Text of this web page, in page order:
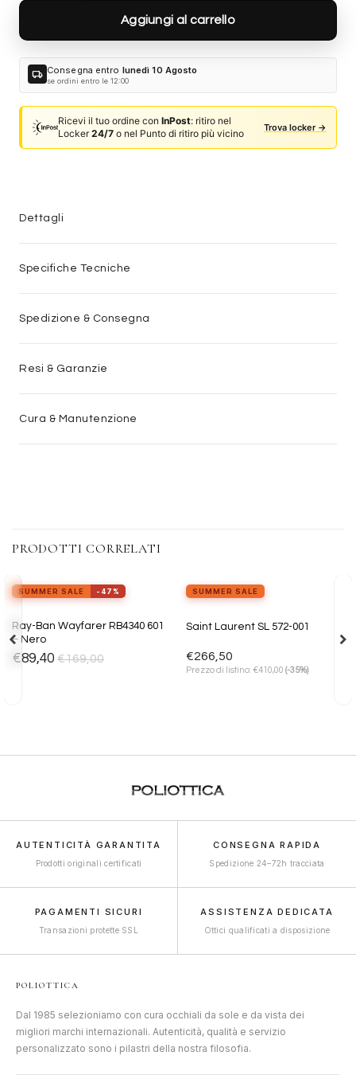
Aggiungi al carrello
local_shipping Consegna entro lunedì 10 Agosto
se ordini entro le 12:00
Ricevi il tuo ordine conInPost: ritiro nel
Locker24/7 o nel Punto di ritiro più vicino
Trova locker →
Dettagli
Specifiche Tecniche
Spedizione & Consegna
Resi & Garanzie
Cura & Manutenzione
PRODOTTI CORRELATI
Aggiungi
alla lista
view_in_arProvalo ora
SUMMER SALE -47%
Ray-Ban Wayfarer RB4340 601
– Nero
€89,40 €169,00
ESAURITO
SUMMER SALE
Saint Laurent SL 572-001
€266,50
Prezzo di listino: €410,00 (-35%)
AUTENTICITÀ GARANTITA
Prodotti originali certificati
CONSEGNA RAPIDA
Spedizione 24–72h tracciata
PAGAMENTI SICURI
Transazioni protette SSL
ASSISTENZA DEDICATA
Ottici qualificati a disposizione
POLIOTTICA
Dal 1985 selezioniamo con cura occhiali da sole e da vista dei
migliori marchi internazionali. Autenticità, qualità e servizio
personalizzato sono i pilastri della nostra filosofia.